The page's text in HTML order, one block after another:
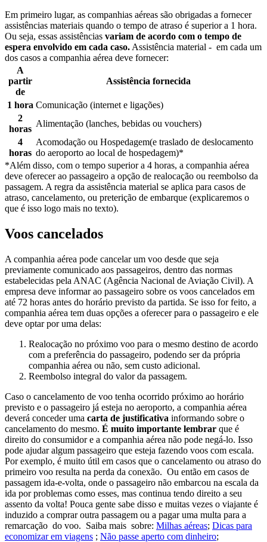
Em primeiro lugar, as companhias aéreas são obrigadas a fornecer
assistências materiais quando o tempo de atraso é superior a 1 hora.
Ou seja, essas assistências variam de acordo com o tempo de
espera envolvido em cada caso. Assistência material - em cada um
dos casos a companhia aérea deve fornecer:
A
partir
de
Assistência fornecida
1 hora Comunicação (internet e ligações)
2
horas
Alimentação (lanches, bebidas ou vouchers)
4
horas
Acomodação ou Hospedagem(e traslado de deslocamento
do aeroporto ao local de hospedagem)*
*Além disso, com o tempo superior a 4 horas, a companhia aérea
deve oferecer ao passageiro a opção de realocação ou reembolso da
passagem. A regra da assistência material se aplica para casos de
atraso, cancelamento, ou preterição de embarque (explicaremos o
que é isso logo mais no texto).
Voos cancelados
A companhia aérea pode cancelar um voo desde que seja
previamente comunicado aos passageiros, dentro das normas
estabelecidas pela ANAC (Agência Nacional de Aviação Civil). A
empresa deve informar ao passageiro sobre os voos cancelados em
até 72 horas antes do horário previsto da partida. Se isso for feito, a
companhia aérea tem duas opções a oferecer para o passageiro e ele
deve optar por uma delas:
Realocação no próximo voo para o mesmo destino de acordo
com a preferência do passageiro, podendo ser da própria
companhia aérea ou não, sem custo adicional.
Reembolso integral do valor da passagem.
Caso o cancelamento de voo tenha ocorrido próximo ao horário
previsto e o passageiro já esteja no aeroporto, a companhia aérea
deverá conceder uma carta de justificativa informando sobre o
cancelamento do mesmo. É muito importante lembrar que é
direito do consumidor e a companhia aérea não pode negá-lo. Isso
pode ajudar algum passageiro que esteja fazendo voos com escala.
Por exemplo, é muito útil em casos que o cancelamento ou atraso do
primeiro voo resulta na perda da conexão. Ou então em casos de
passagem ida-e-volta, onde o passageiro não embarcou na escala da
ida por problemas como esses, mas continua tendo direito a seu
assento da volta! Pouca gente sabe disso e muitas vezes o viajante é
induzido a comprar outra passagem ou a pagar uma multa para a
remarcação do voo. Saiba mais sobre: Milhas aéreas; Dicas para
economizar em viagens ; Não passe aperto com dinheiro;